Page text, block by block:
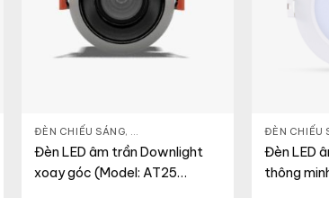
THIẾT BỊ CHIẾU SÁNG
ĐÈN CHIẾU SÁNG, THIẾT BỊ
Đèn LED âm trần Downlight
xoay góc (Model: AT25
ĐÈN CHIẾU
Đèn LED
thông